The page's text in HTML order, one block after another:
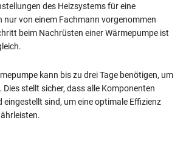
des Heizsystems für eine
nur von einem Fachmann vorgenommen
beim Nachrüsten einer Wärmepumpe ist
kann bis zu drei Tage benötigen, um
stellt sicher, dass alle Komponenten
eingestellt sind, um eine optimale Effizienz